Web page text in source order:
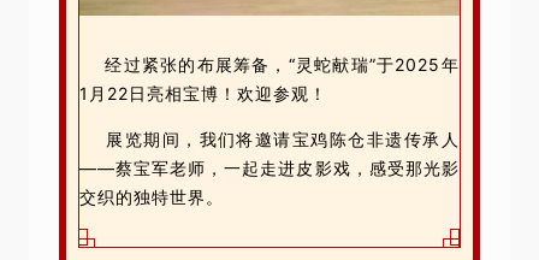
经过紧张的布展筹备，“灵蛇献瑞”于2025年
1月22日亮相宝博！欢迎参观！
展览期间，我们将邀请宝鸡陈仓非遗传承人
——蔡宝军老师，一起走进皮影戏，感受那光影
交织的独特世界。